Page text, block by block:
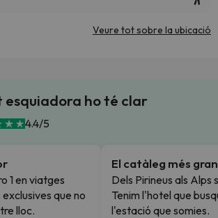
Veure tot sobre la ubicació
esquiadora ho té clar
4.4/5
1 en viatges
que no
lloc.
El catàleg més gran
Dels Pirineus als Alps
Tenim l'hotel que
l'estació que somies.